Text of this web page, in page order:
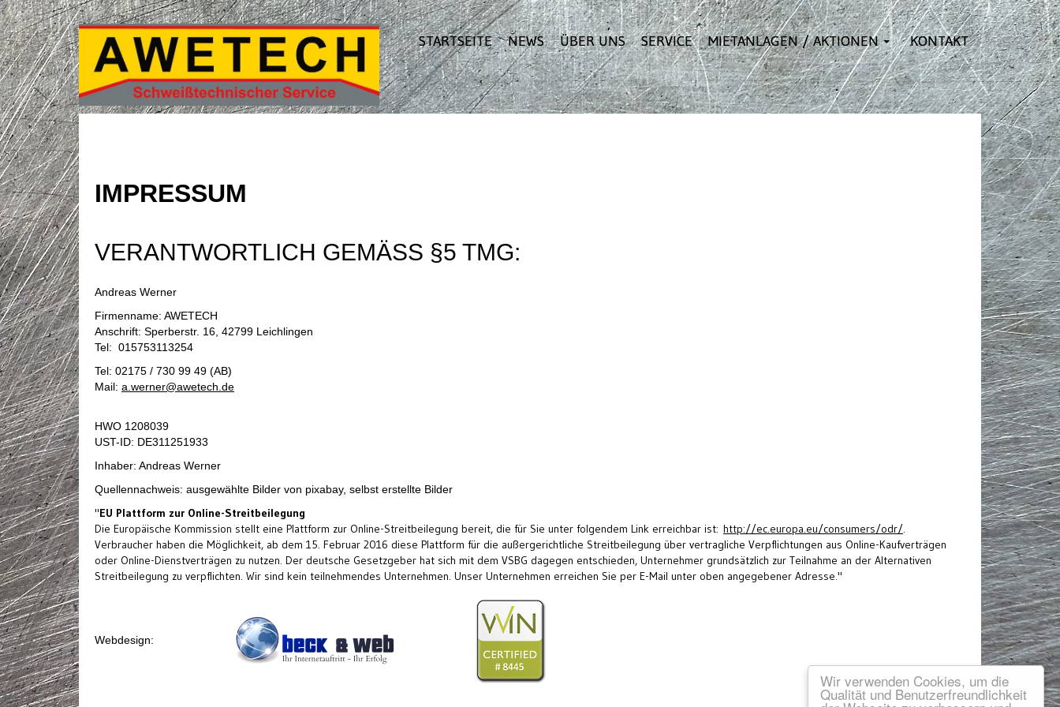
Wir verwenden Cookies, um die
Qualität und Benutzerfreundlichkeit
STARTSEITE NEWS ÜBER UNS SERVICE MIETANLAGEN / AKTIONEN KONTAKT
IMPRESSUM
VERANTWORTLICH GEMÄSS §5 TMG:
Andreas Werner
Firmenname: AWETECH
Anschrift: Sperberstr. 16, 42799 Leichlingen
Tel: 015753113254
Tel: 02175 / 730 99 49 (AB)
Mail: a.werner@awetech.de
HWO 1208039
UST-ID: DE311251933
Inhaber: Andreas Werner
Quellennachweis: ausgewählte Bilder von pixabay, selbst erstellte Bilder
"EU Plattform zur Online-Streitbeilegung
Die Europäische Kommission stellt eine Plattform zur Online-Streitbeilegung bereit, die für Sie unter folgendem Link erreichbar ist: http://ec.europa.eu/consumers/odr/.
Verbraucher haben die Möglichkeit, ab dem 15. Februar 2016 diese Plattform für die außergerichtliche Streitbeilegung über vertragliche Verpflichtungen aus Online-Kaufverträgen
oder Online-Dienstverträgen zu nutzen. Der deutsche Gesetzgeber hat sich mit dem VSBG dagegen entschieden, Unternehmer grundsätzlich zur Teilnahme an der Alternativen
Streitbeilegung zu verpflichten. Wir sind kein teilnehmendes Unternehmen. Unser Unternehmen erreichen Sie per E-Mail unter oben angegebener Adresse."
Webdesign: